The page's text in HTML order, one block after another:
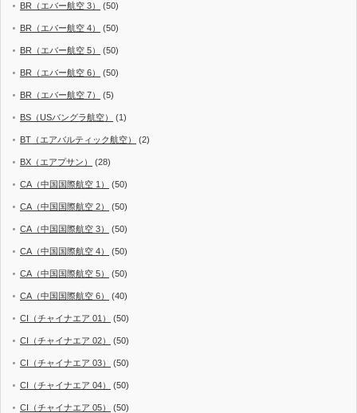
BR（エバー航空 3） (50)
BR（エバー航空 4） (50)
BR（エバー航空 5） (50)
BR（エバー航空 6） (50)
BR（エバー航空 7） (5)
BS（USバングラ航空） (1)
BT（エアバルティック航空） (2)
BX（エアプサン） (28)
CA（中国国際航空 1） (50)
CA（中国国際航空 2） (50)
CA（中国国際航空 3） (50)
CA（中国国際航空 4） (50)
CA（中国国際航空 5） (50)
CA（中国国際航空 6） (40)
CI（チャイナエア 01） (50)
CI（チャイナエア 02） (50)
CI（チャイナエア 03） (50)
CI（チャイナエア 04） (50)
CI（チャイナエア 05） (50)